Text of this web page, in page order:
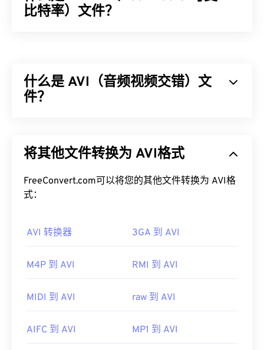
比特率）文件？
度（例如动作多或动作少的场景）来调整带宽。
统中播放 RMVB 文件。由于RealNetworks
RMVB，因此 RealPlayer 已成为此类文件类型的默
认播放平台。它可以免费下载，并且易于使用。它支
持字幕、对白字幕和流媒体播放。
ALLPlayer
，它们都是免费的。请记住，RMVB
是专有格式，相对不常见；主要用于本地播放文件，
首次发布：2010 年
https://en.wikipedia.org/wiki/RMVB
什么是 AVI（音频视频交错）文
件？
助第三方程序，AVI 可以支持章节、字幕、副标题、
如何打开 AVI 文件？
AVI 文件的另一种方法是使用与操作系统兼容的
虽然AVI 文件针对互联网进行了优化，但硬件播放器
媒体播放器。
首次发行：
将其他文件转换为 AVI格式
FreeConvert.com可以将您的其他文件转换为 AVI格
式：
AVI 转换器 3GA 到 AVI
M4P 到 AVI RMI 到 AVI
MIDI 到 AVI raw 到 AVI
AIFC 到 AVI MP1 到 AVI